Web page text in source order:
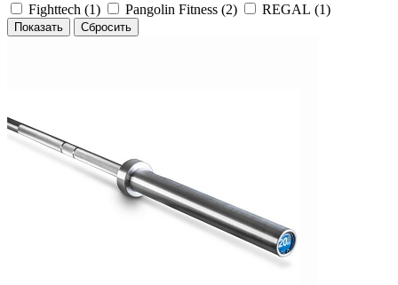
Fighttech (1) Pangolin Fitness (2) REGAL (1)